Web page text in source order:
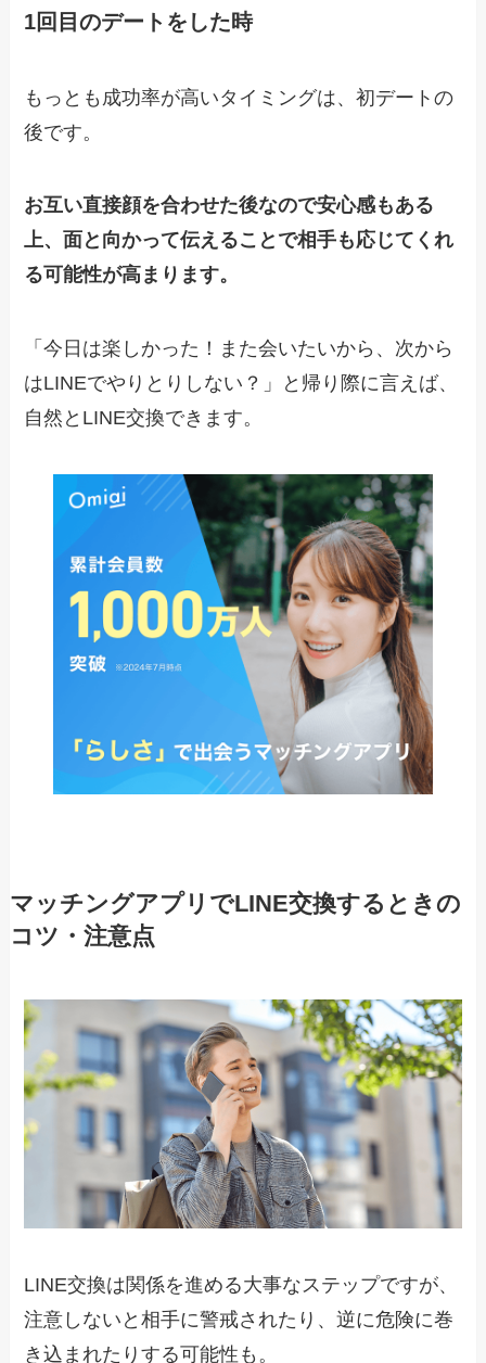
1回目のデートをした時
もっとも成功率が高いタイミングは、初デートの
後です。
お互い直接顔を合わせた後なので安心感もある
上、面と向かって伝えることで相手も応じてくれ
る可能性が高まります。
「今日は楽しかった！また会いたいから、次から
はLINEでやりとりしない？」と帰り際に言えば、
自然とLINE交換できます。
マッチングアプリでLINE交換するときの
コツ・注意点
LINE交換は関係を進める大事なステップですが、
注意しないと相手に警戒されたり、逆に危険に巻
き込まれたりする可能性も。